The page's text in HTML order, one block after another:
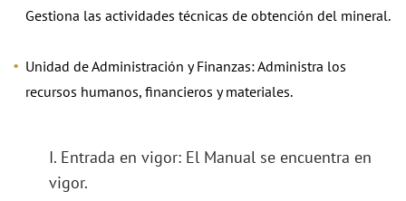
Gestiona las actividades técnicas de obtención del mineral.
Unidad de Administración y Finanzas: Administra los
recursos humanos, financieros y materiales.
I. Entrada en vigor: El Manual se encuentra en
vigor.